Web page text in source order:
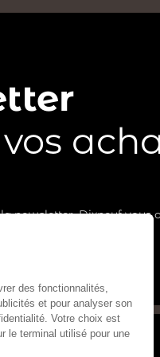
newsletter, Dixneuf vous